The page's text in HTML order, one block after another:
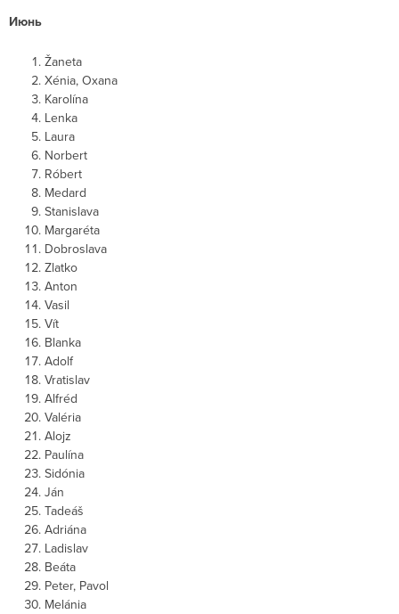
Июнь
Žaneta
Xénia, Oxana
Karolína
Lenka
Laura
Norbert
Róbert
Medard
Stanislava
Margaréta
Dobroslava
Zlatko
Anton
Vasil
Vít
Blanka
Adolf
Vratislav
Alfréd
Valéria
Alojz
Paulína
Sidónia
Ján
Tadeáš
Adriána
Ladislav
Beáta
Peter, Pavol
Melánia